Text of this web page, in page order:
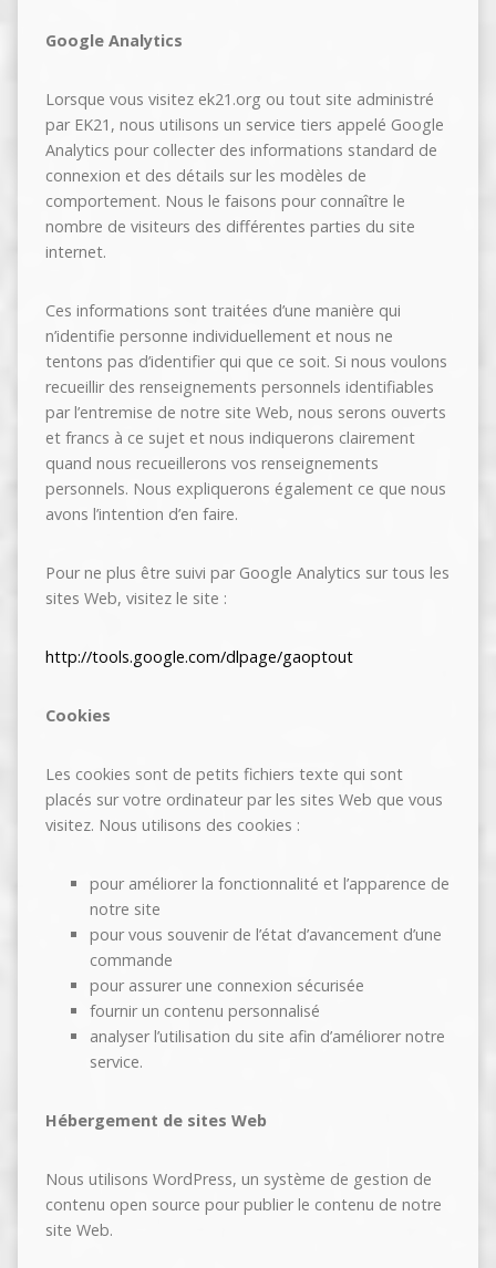
Google Analytics
Lorsque vous visitez ek21.org ou tout site administré
par EK21, nous utilisons un service tiers appelé Google
Analytics pour collecter des informations standard de
connexion et des détails sur les modèles de
comportement. Nous le faisons pour connaître le
nombre de visiteurs des différentes parties du site
internet.
Ces informations sont traitées d’une manière qui
n’identifie personne individuellement et nous ne
tentons pas d’identifier qui que ce soit. Si nous voulons
recueillir des renseignements personnels identifiables
par l’entremise de notre site Web, nous serons ouverts
et francs à ce sujet et nous indiquerons clairement
quand nous recueillerons vos renseignements
personnels. Nous expliquerons également ce que nous
avons l’intention d’en faire.
Pour ne plus être suivi par Google Analytics sur tous les
sites Web, visitez le site :
http://tools.google.com/dlpage/gaoptout
Cookies
Les cookies sont de petits fichiers texte qui sont
placés sur votre ordinateur par les sites Web que vous
visitez. Nous utilisons des cookies :
pour améliorer la fonctionnalité et l’apparence de
notre site
pour vous souvenir de l’état d’avancement d’une
commande
pour assurer une connexion sécurisée
fournir un contenu personnalisé
analyser l’utilisation du site afin d’améliorer notre
service.
Hébergement de sites Web
Nous utilisons WordPress, un système de gestion de
contenu open source pour publier le contenu de notre
site Web.